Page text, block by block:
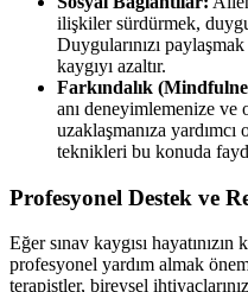
ilişkiler sürdürmek,
Duygularınızı
kaygıyı azaltır.
Farkındalık
anı deneyimlemenize ve
uzaklaşmanıza
teknikleri bu konuda
Profesyonel Destek ve
Eğer sınav kaygısı
profesyonel yardım almak
terapistler, bireysel